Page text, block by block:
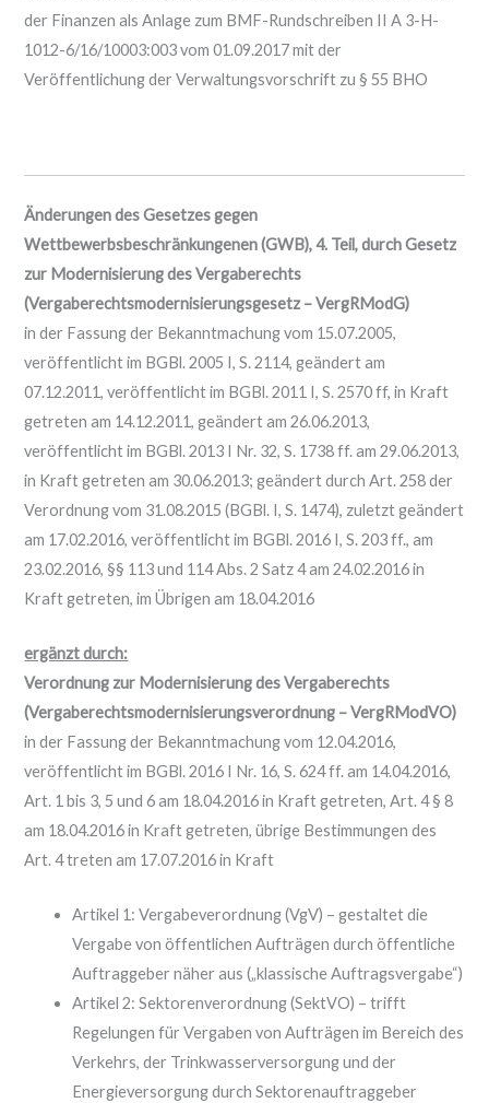
der Finanzen als Anlage zum BMF-Rundschreiben II A 3-H-
1012-6/16/10003:003 vom 01.09.2017 mit der
Veröffentlichung der Verwaltungsvorschrift zu § 55 BHO
Änderungen des Gesetzes gegen
Wettbewerbsbeschränkungenen (GWB), 4. Teil, durch Gesetz
zur Modernisierung des Vergaberechts
(Vergaberechtsmodernisierungsgesetz – VergRModG)
in der Fassung der Bekanntmachung vom 15.07.2005,
veröffentlicht im BGBl. 2005 I, S. 2114, geändert am
07.12.2011, veröffentlicht im BGBl. 2011 I, S. 2570 ff, in Kraft
getreten am 14.12.2011, geändert am 26.06.2013,
veröffentlicht im BGBl. 2013 I Nr. 32, S. 1738 ff. am 29.06.2013,
in Kraft getreten am 30.06.2013; geändert durch Art. 258 der
Verordnung vom 31.08.2015 (BGBl. I, S. 1474), zuletzt geändert
am 17.02.2016, veröffentlicht im BGBl. 2016 I, S. 203 ff., am
23.02.2016, §§ 113 und 114 Abs. 2 Satz 4 am 24.02.2016 in
Kraft getreten, im Übrigen am 18.04.2016
ergänzt durch:
Verordnung zur Modernisierung des Vergaberechts
(Vergaberechtsmodernisierungsverordnung – VergRModVO)
in der Fassung der Bekanntmachung vom 12.04.2016,
veröffentlicht im BGBl. 2016 I Nr. 16, S. 624 ff. am 14.04.2016,
Art. 1 bis 3, 5 und 6 am 18.04.2016 in Kraft getreten, Art. 4 § 8
am 18.04.2016 in Kraft getreten, übrige Bestimmungen des
Art. 4 treten am 17.07.2016 in Kraft
Artikel 1: Vergabeverordnung (VgV) – gestaltet die
Vergabe von öffentlichen Aufträgen durch öffentliche
Auftraggeber näher aus („klassische Auftragsvergabe“)
Artikel 2: Sektorenverordnung (SektVO) – trifft
Regelungen für Vergaben von Aufträgen im Bereich des
Verkehrs, der Trinkwasserversorgung und der
Energieversorgung durch Sektorenauftraggeber